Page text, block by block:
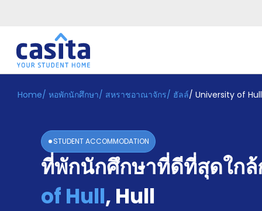
Home TH GBP
ระบบ
Booking
Accommodation
Home/ หอพักนักศึกษา/ สหราชอาณาจักร/ ฮัลล์/ University of Hull
STUDENT ACCOMMODATION
ที่พักนักศึกษาที่ดีที่สุดใก
of Hull, Hull